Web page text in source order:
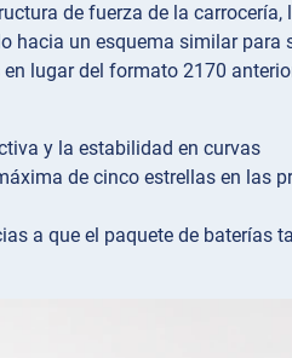
de fuerza de la
hacia un esquema similar para
lugar del formato 2170
y la estabilidad en curvas
de cinco estrellas en las
a que el paquete de baterías